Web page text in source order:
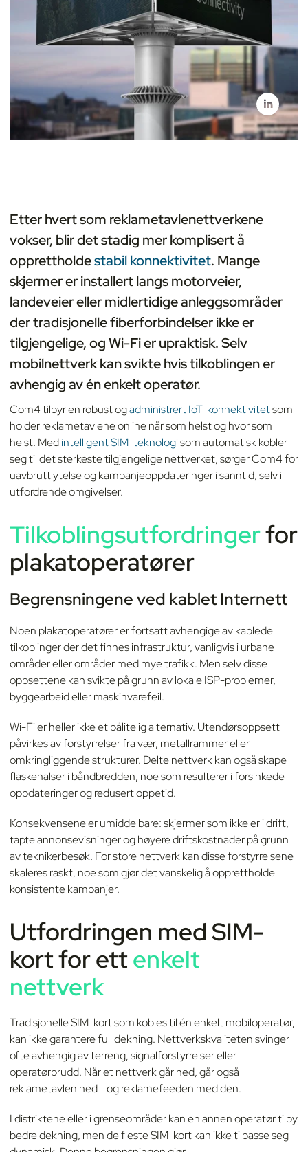
Etter hvert som reklametavlenettverkene
vokser, blir det stadig mer komplisert å
opprettholdestabil konnektivitet. Mange
skjermer er installert langs motorveier,
landeveier eller midlertidige anleggsområder
der tradisjonelle fiberforbindelser ikke er
tilgjengelige, og Wi-Fi er upraktisk. Selv
mobilnettverk kan svikte hvis tilkoblingen er
avhengig av én enkelt operatør.
Com4 tilbyr en robust ogadministrert IoT-konnektivitetsom
holder reklametavlene online når som helst og hvor som
helst. Medintelligent SIM-teknologisom automatisk kobler
seg til det sterkeste tilgjengelige nettverket, sørger Com4 for
uavbrutt ytelse og kampanjeoppdateringer i sanntid, selv i
utfordrende omgivelser.
Tilkoblingsutfordringerfor
plakatoperatører
Begrensningene ved kablet Internett
Noen plakatoperatører er fortsatt avhengige av kablede
tilkoblinger der det finnes infrastruktur, vanligvis i urbane
områder eller områder med mye trafikk. Men selv disse
oppsettene kan svikte på grunn av lokale ISP-problemer,
byggearbeid eller maskinvarefeil.
Wi-Fi er heller ikke et pålitelig alternativ. Utendørsoppsett
påvirkes av forstyrrelser fra vær, metallrammer eller
omkringliggende strukturer. Delte nettverk kan også skape
flaskehalser i båndbredden, noe som resulterer i forsinkede
oppdateringer og redusert oppetid.
Konsekvensene er umiddelbare: skjermer som ikke er i drift,
tapte annonsevisninger og høyere driftskostnader på grunn
av teknikerbesøk. For store nettverk kan disse forstyrrelsene
skaleres raskt, noe som gjør det vanskelig å opprettholde
konsistente kampanjer.
Utfordringen medSIM-
kortfor ettenkelt
nettverk
Tradisjonelle SIM-kort som kobles til én enkelt mobiloperatør,
kan ikke garantere full dekning. Nettverkskvaliteten svinger
ofte avhengig av terreng, signalforstyrrelser eller
operatørbrudd. Når et nettverk går ned, går også
reklametavlen ned - og reklamefeeden med den.
I distriktene eller i grenseområder kan en annen operatør tilby
bedre dekning, men de fleste SIM-kort kan ikke tilpasse seg